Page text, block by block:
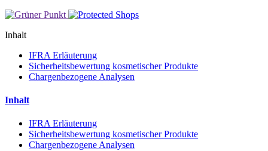
Inhalt
IFRA Erläuterung
Sicherheitsbewertung kosmetischer Produkte
Chargenbezogene Analysen
Inhalt
IFRA Erläuterung
Sicherheitsbewertung kosmetischer Produkte
Chargenbezogene Analysen